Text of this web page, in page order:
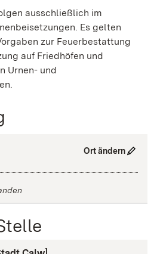
ausschließlich im
Es gelten
zur Feuerbestattung
auf Friedhöfen und
Urnen- und
Ort ändern